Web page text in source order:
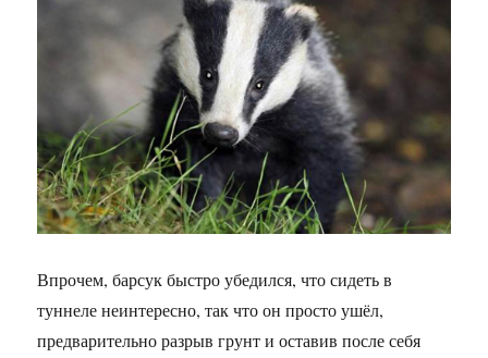
Впрочем, барсук быстро убедился, что сидеть в
туннеле неинтересно, так что он просто ушёл,
предварительно разрыв грунт и оставив после себя